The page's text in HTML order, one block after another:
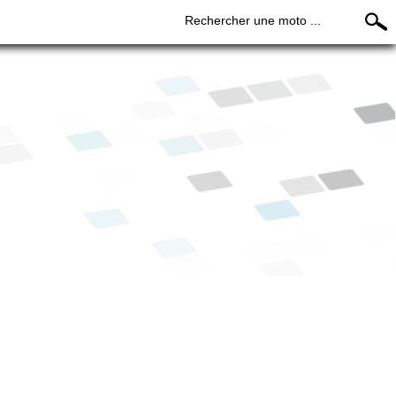
Rechercher une moto ...